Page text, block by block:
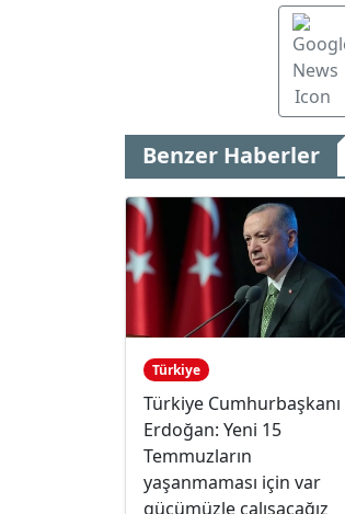
Benzer Haberler
Türkiye
Türkiye Cumhurbaşkanı
Erdoğan: Yeni 15
Temmuzların
yaşanmaması için var
gücümüzle çalışacağız